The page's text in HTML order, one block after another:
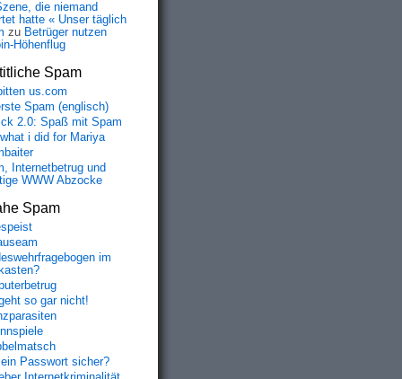
die niemand
hatte « Unser täglich
zu Betrüger nutzen
Höhenflug
Spam
us.com
Spam (englisch)
2.0: Spaß mit Spam
what i did for Mariya
Internetbetrug und
WWW Abzocke
Spam
im
so gar nicht!
Passwort sicher?